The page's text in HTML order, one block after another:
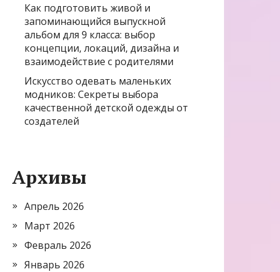
Как подготовить живой и
запоминающийся выпускной
альбом для 9 класса: выбор
концепции, локаций, дизайна и
взаимодействие с родителями
Искусство одевать маленьких
модников: Секреты выбора
качественной детской одежды от
создателей
Архивы
Апрель 2026
Март 2026
Февраль 2026
Январь 2026